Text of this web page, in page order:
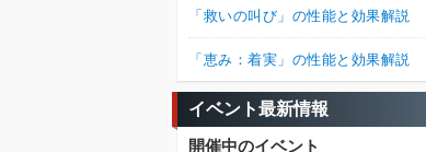
「救いの叫び」の性能と効果解説
「恵み：着実」の性能と効果解説
イベント最新情報
開催中のイベント